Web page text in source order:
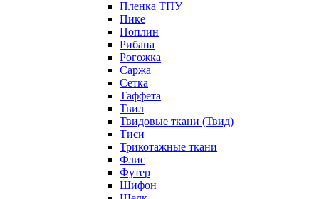
Пленка ТПУ
Пике
Поплин
Рибана
Рогожка
Саржа
Сетка
Таффета
Твил
Твидовые ткани (Твид)
Тиси
Трикотажные ткани
Флис
Футер
Шифон